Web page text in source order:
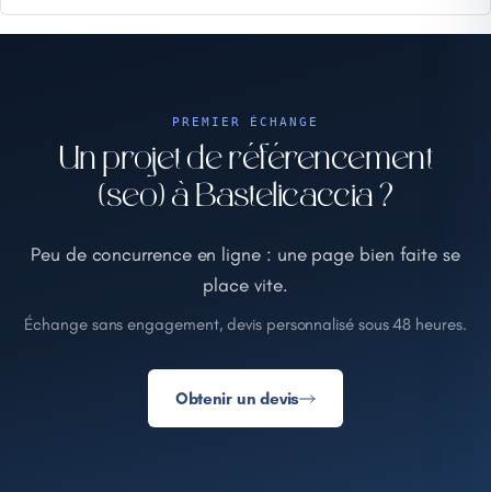
PREMIER ÉCHANGE
Un projet de référencement
(seo) à Bastelicaccia ?
Peu de concurrence en ligne : une page bien faite se
place vite.
Échange sans engagement, devis personnalisé sous 48 heures.
Obtenir un devis